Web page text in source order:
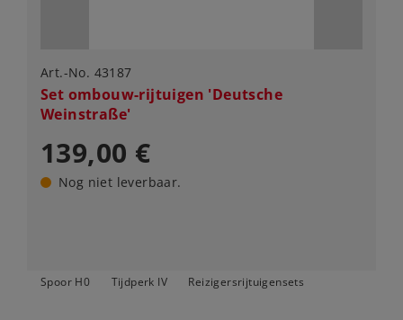
Art.-No. 43187
Set ombouw-rijtuigen 'Deutsche
Weinstraße'
139,00 €
Nog niet leverbaar.
Spoor H0 Tijdperk IV Reizigersrijtuigensets